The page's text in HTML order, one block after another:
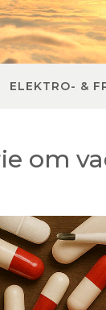
ELEKTRO- &
om